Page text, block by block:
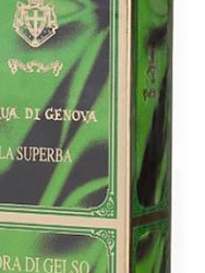
Скопировать
ссылку
Telegram
WhatsApp
Viber
ВКонтакте